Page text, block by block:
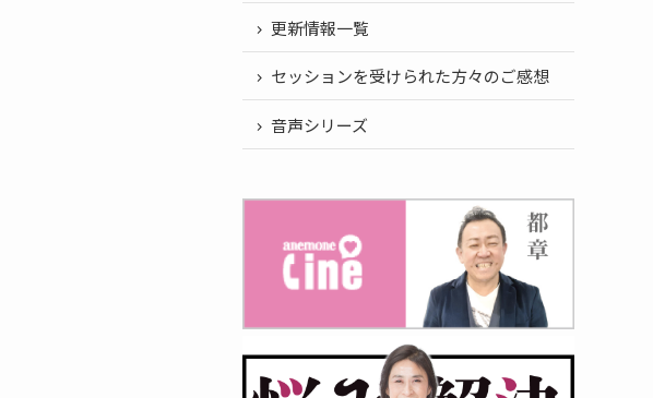
更新情報一覧
セッションを受けられた方々のご感想
音声シリーズ